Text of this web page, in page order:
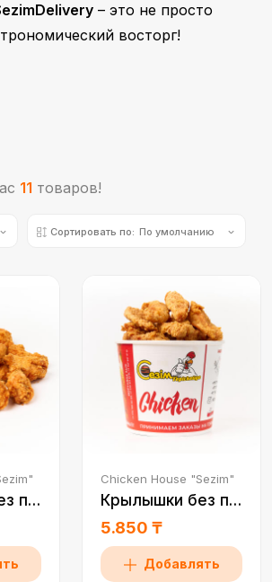
– это не просто
восторг!
11 товаров!
Сортировать по: По умолчанию
Крылышки без перца 0,5
Chicken House "Sezim"
Крылышки без перца 1 пор
5.850 ₸
Добавлять